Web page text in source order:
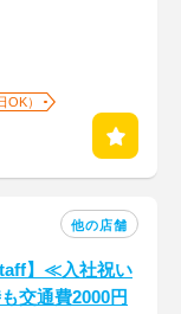
OK）
他の店舗
】≪入社祝い
交通費2000円